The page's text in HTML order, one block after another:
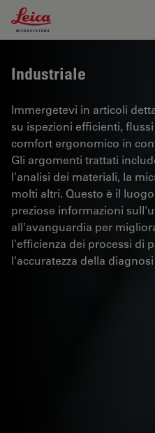
Leica Microsystems Logo
Industriale
Immergetevi in articoli
su ispezioni efficienti,
comfort ergonomico in
Gli argomenti trattati
l'analisi dei materiali, la
molti altri. Questo è il
preziose informazioni
all'avanguardia per
l'efficienza dei processi di
l'accuratezza della